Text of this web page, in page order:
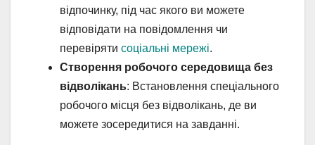
відпочинку, під час якого ви можете
відповідати на повідомлення чи
перевіряти соціальні мережі.
Створення робочого середовища без
відволікань: Встановлення спеціального
робочого місця без відволікань, де ви
можете зосередитися на завданні.